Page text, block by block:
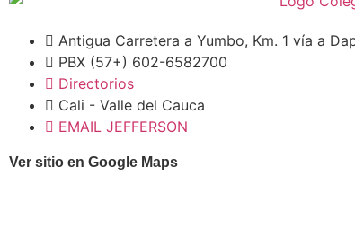
Antigua Carretera a Yumbo, Km. 1 vía a
PBX (57+) 602-6582700
Directorios
Cali - Valle del Cauca
EMAIL JEFFERSON
Ver sitio en Google Maps